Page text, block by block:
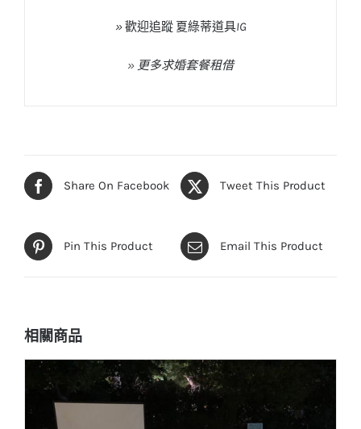
»歡迎追蹤 夏綠蒂道具IG
» 更多求婚套餐租借
Share On Facebook Tweet This Product
Pin This Product Email This Product
相關商品